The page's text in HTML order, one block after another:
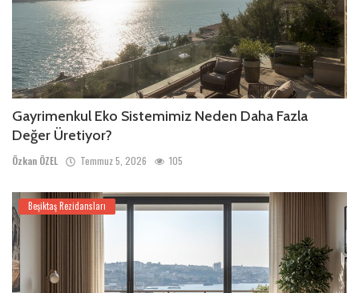
Gayrimenkul Eko Sistemimiz Neden Daha Fazla
Değer Üretiyor?
Özkan ÖZEL Temmuz 5, 2026 105
Beşiktaş Rezidansları